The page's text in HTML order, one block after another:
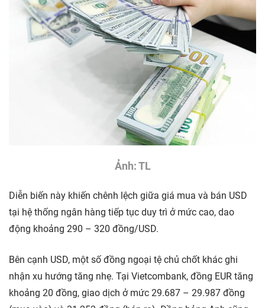
Ảnh: TL
Diễn biến này khiến chênh lệch giữa giá mua và bán USD
tại hệ thống ngân hàng tiếp tục duy trì ở mức cao, dao
động khoảng 290 – 320 đồng/USD.
Bên cạnh USD, một số đồng ngoại tệ chủ chốt khác ghi
nhận xu hướng tăng nhẹ. Tại Vietcombank, đồng EUR tăng
khoảng 20 đồng, giao dịch ở mức 29.687 – 29.987 đồng